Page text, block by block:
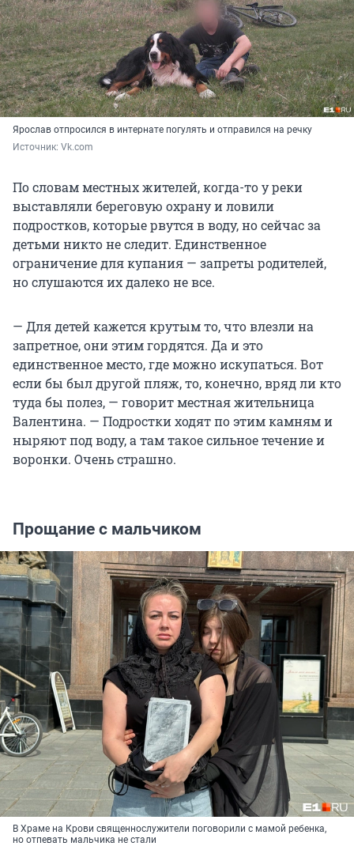
Ярослав отпросился в интернате погулять и отправился на речку
Источник: Vk.com
По словам местных жителей, когда-то у реки
выставляли береговую охрану и ловили
подростков, которые рвутся в воду, но сейчас за
детьми никто не следит. Единственное
ограничение для купания — запреты родителей,
но слушаются их далеко не все.
— Для детей кажется крутым то, что влезли на
запретное, они этим гордятся. Да и это
единственное место, где можно искупаться. Вот
если бы был другой пляж, то, конечно, вряд ли кто
туда бы полез, — говорит местная жительница
Валентина. — Подростки ходят по этим камням и
ныряют под воду, а там такое сильное течение и
воронки. Очень страшно.
Прощание с мальчиком
В Храме на Крови священнослужители поговорили с мамой ребенка,
но отпевать мальчика не стали